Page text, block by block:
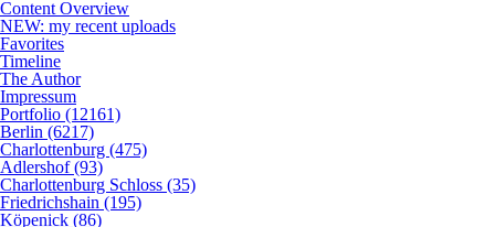
Content Overview
NEW: my recent uploads
Favorites
Timeline
The Author
Impressum
Portfolio (12161)
Berlin (6217)
Charlottenburg (475)
Adlershof (93)
Charlottenburg Schloss (35)
Friedrichshain (195)
Köpenick (86)